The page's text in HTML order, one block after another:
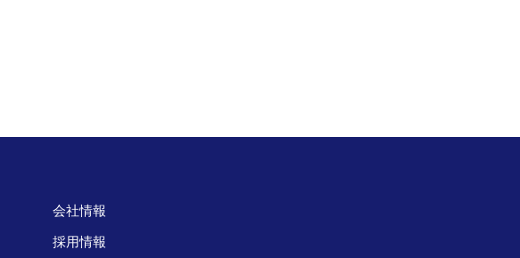
会社情報
採用情報